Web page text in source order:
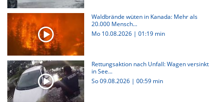
Waldbrände wüten in Kanada: Mehr als
20.000 Mensch...
Mo 10.08.2026 | 01:19 min
Rettungsaktion nach Unfall: Wagen versinkt
in See...
So 09.08.2026 | 00:59 min